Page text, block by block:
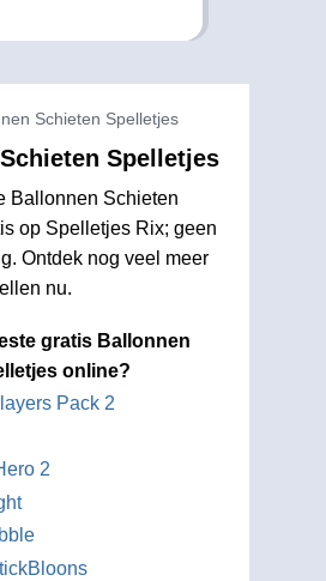
Schieten Spelletjes
Spelletjes
Ballonnen Schieten
op Spelletjes Rix; geen
Ontdek nog veel meer
nu.
gratis Ballonnen
online?
Pack 2
2